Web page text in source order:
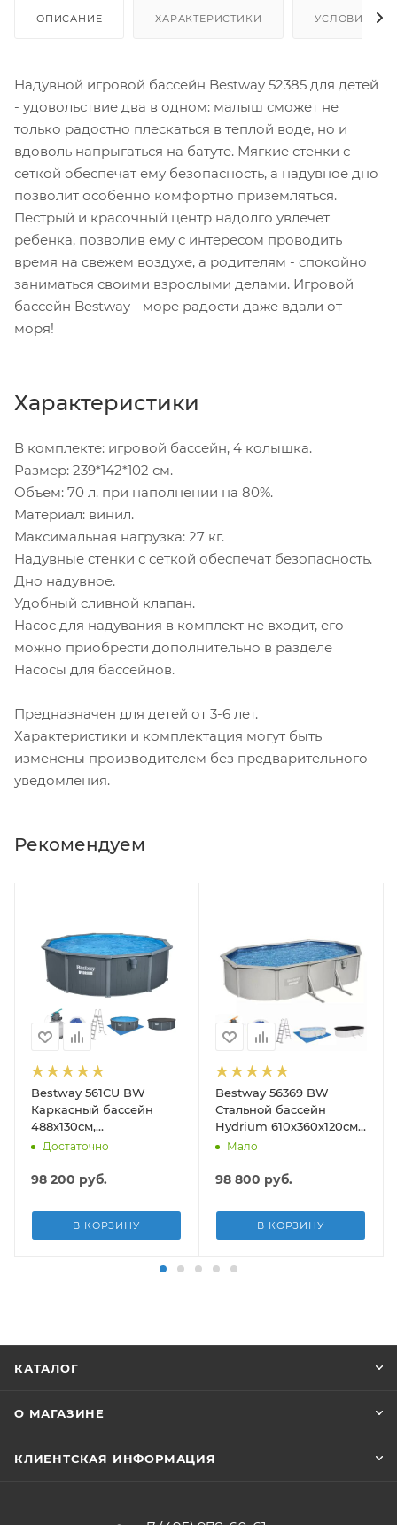
ОПИСАНИЕ ХАРАКТЕРИСТИКИ УСЛОВИЯ
Надувной игровой бассейн Bestway 52385 для детей
- удовольствие два в одном: малыш сможет не
только радостно плескаться в теплой воде, но и
вдоволь напрыгаться на батуте. Мягкие стенки с
сеткой обеспечат ему безопасность, а надувное дно
позволит особенно комфортно приземляться.
Пестрый и красочный центр надолго увлечет
ребенка, позволив ему с интересом проводить
время на свежем воздухе, а родителям - спокойно
заниматься своими взрослыми делами. Игровой
бассейн Bestway - море радости даже вдали от
моря!
Характеристики
В комплекте: игровой бассейн, 4 колышка.
Размер: 239*142*102 см.
Объем: 70 л. при наполнении на 80%.
Материал: винил.
Максимальная нагрузка: 27 кг.
Надувные стенки с сеткой обеспечат безопасность.
Дно надувное.
Удобный сливной клапан.
Насос для надувания в комплект не входит, его
можно приобрести дополнительно в разделе
Насосы для бассейнов.
Предназначен для детей от 3-6 лет.
Характеристики и комплектация могут быть
изменены производителем без предварительного
уведомления.
Рекомендуем
Bestway 561CU BW
Каркасный бассейн
488х130см,
композитный, 21490л,
лестн, тент, подст, дисп.
Достаточно
98 200 руб.
В КОРЗИНУ
Bestway 56369 BW
Стальной бассейн
Hydrium 610х360х120см,
19929л, песч.фил.-нас
подст.
Мало
98 800 руб.
В КОРЗИНУ
КАТАЛОГ
О МАГАЗИНЕ
КЛИЕНТСКАЯ ИНФОРМАЦИЯ